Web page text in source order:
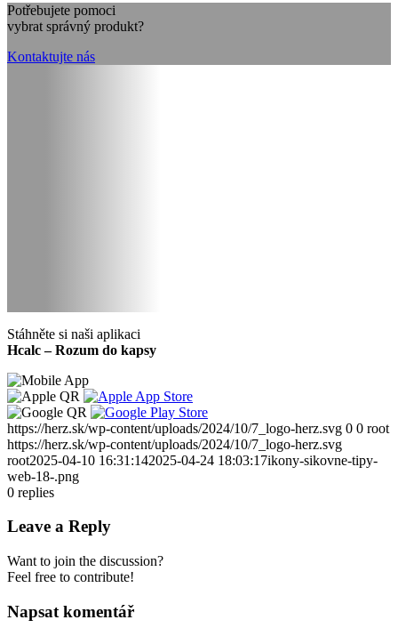
Potřebujete pomoci
vybrat správný produkt?
Kontaktujte nás
Stáhněte si naši aplikaci
Hcalc – Rozum do kapsy
https://herz.sk/wp-content/uploads/2024/10/7_logo-herz.svg 0 0 root
https://herz.sk/wp-content/uploads/2024/10/7_logo-herz.svg
root2025-04-10 16:31:142025-04-24 18:03:17ikony-sikovne-tipy-
web-18-.png
0 replies
Leave a Reply
Want to join the discussion?
Feel free to contribute!
Napsat komentář